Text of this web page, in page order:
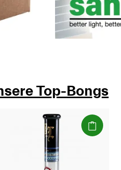
Top-Bongs
(Paket)